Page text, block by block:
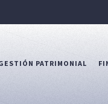
PATRIMONIAL